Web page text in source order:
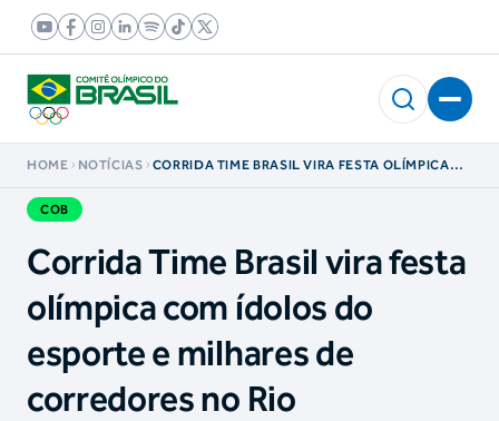
HOME NOTÍCIAS
CORRIDA TIME BRASIL VIRA FESTA OLÍMPICA
COB
Corrida Time Brasil vira festa
olímpica com ídolos do
esporte e milhares de
corredores no Rio